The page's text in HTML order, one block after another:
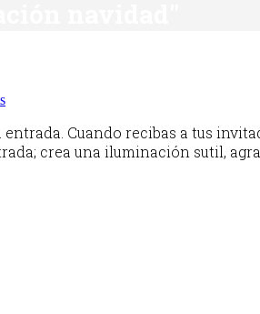
Cuando recibas a tus
crea una iluminación sutil,